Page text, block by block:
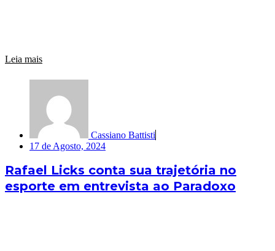
Leia mais
Cassiano Battisti
17 de Agosto, 2024
Rafael Licks conta sua trajetória no
esporte em entrevista ao Paradoxo